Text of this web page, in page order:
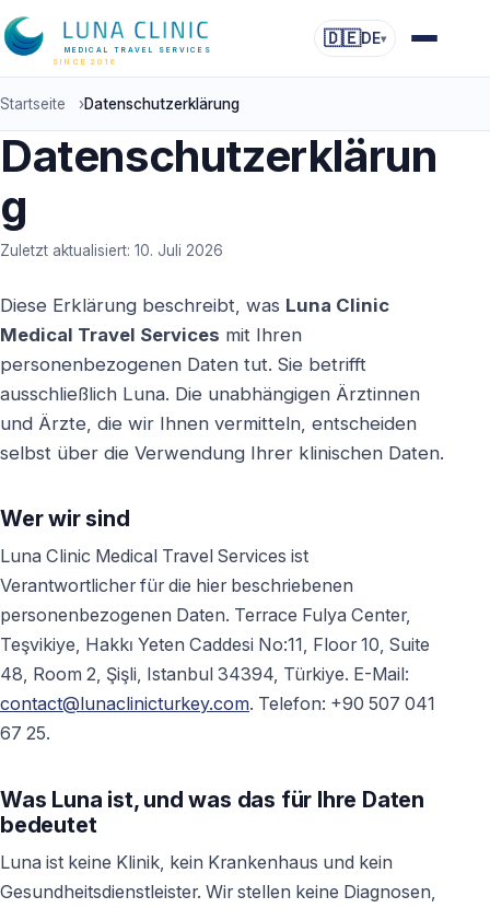
MEDICAL TRAVEL SERVICES
SINCE 2016
🇩🇪DE▾
Startseite ›Datenschutzerklärung
Datenschutzerklärun
g
Zuletzt aktualisiert: 10. Juli 2026
Diese Erklärung beschreibt, was Luna Clinic
Medical Travel Services mit Ihren
personenbezogenen Daten tut. Sie betrifft
ausschließlich Luna. Die unabhängigen Ärztinnen
und Ärzte, die wir Ihnen vermitteln, entscheiden
selbst über die Verwendung Ihrer klinischen Daten.
Wer wir sind
Luna Clinic Medical Travel Services ist
Verantwortlicher für die hier beschriebenen
personenbezogenen Daten. Terrace Fulya Center,
Teşvikiye, Hakkı Yeten Caddesi No:11, Floor 10, Suite
48, Room 2, Şişli, Istanbul 34394, Türkiye. E-Mail:
contact@lunaclinicturkey.com. Telefon: +90 507 041
67 25.
Was Luna ist, und was das für Ihre Daten
bedeutet
Luna ist keine Klinik, kein Krankenhaus und kein
Gesundheitsdienstleister. Wir stellen keine Diagnosen,